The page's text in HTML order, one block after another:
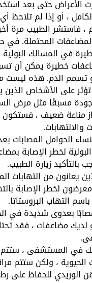
الأعراض حتى بعد
، أو إذا لم تلاحظ
، فاستشر الطبيب مرة
المحتملة. في
في المسالك
خطيرة يمكن أن
تسمم الدم. هذه ليست
على الأشخاص الذين
مسبقًا مثل مرض
مناعة ضعيف ، فستكون
والالتهابات.
الحوامل المصابات
لخطر الإصابة
بالتأكيد زيارة الطبيب.
يعانون من التهابات
لخطر الإصابة
التهاب البروستاتا.
بعدوى شديدة في
لديك مضاعفات ، فقد
في المستشفى ،
الحيوية ، ولكن ستتم
الوريدي للحفاظ على